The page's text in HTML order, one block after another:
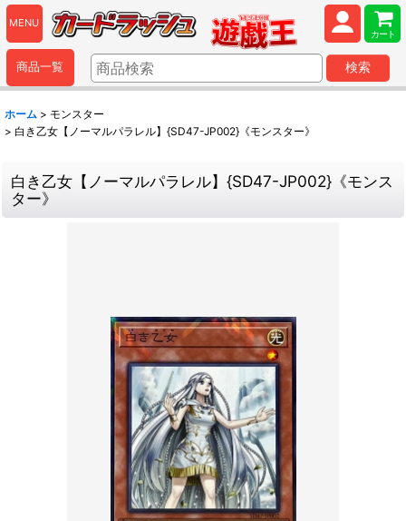
MENU
カート
商品一覧 検索
ホーム > モンスター
> 白き乙女【ノーマルパラレル】{SD47-JP002}《モンスター》
白き乙女【ノーマルパラレル】{SD47-JP002}《モンス
ター》